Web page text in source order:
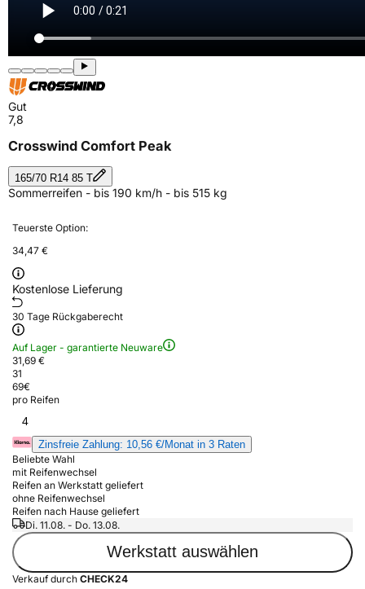
Gut
7,8
Crosswind Comfort Peak
165/70 R14 85 T
Sommerreifen - bis 190 km/h - bis 515 kg
Teuerste Option:
34,47 €
Kostenlose Lieferung
30 Tage Rückgaberecht
Auf Lager - garantierte Neuware
31,69 €
31
69€
pro Reifen
4
Zinsfreie Zahlung: 10,56 €/Monat in 3 Raten
Beliebte Wahl
mit Reifenwechsel
Reifen an Werkstatt geliefert
ohne Reifenwechsel
Reifen nach Hause geliefert
Di. 11.08. - Do. 13.08.
Werkstatt auswählen
Verkauf durch CHECK24